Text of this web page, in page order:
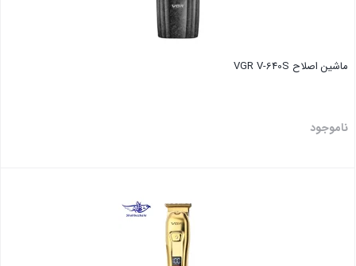
ماشین اصلاح VGR V-640S
ناموجود